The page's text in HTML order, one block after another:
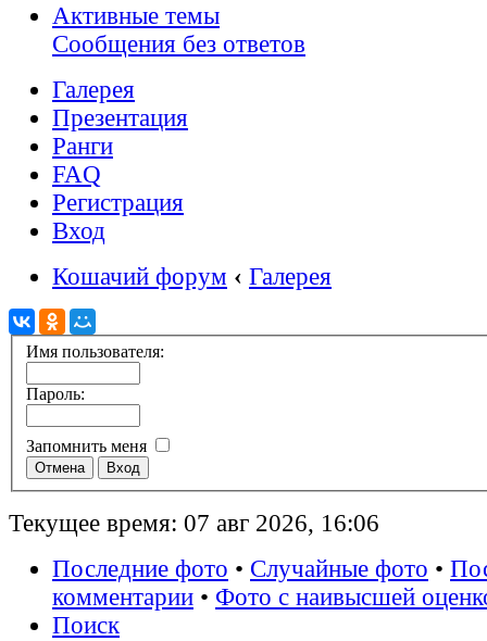
Активные темы
Сообщения без ответов
Галерея
Презентация
Ранги
FAQ
Регистрация
Вход
Кошачий форум ‹ Галерея
Имя пользователя:
Пароль:
Запомнить меня
Текущее время: 07 авг 2026, 16:06
Последние фото • Случайные фото •
комментарии • Фото с наивысшей
Поиск